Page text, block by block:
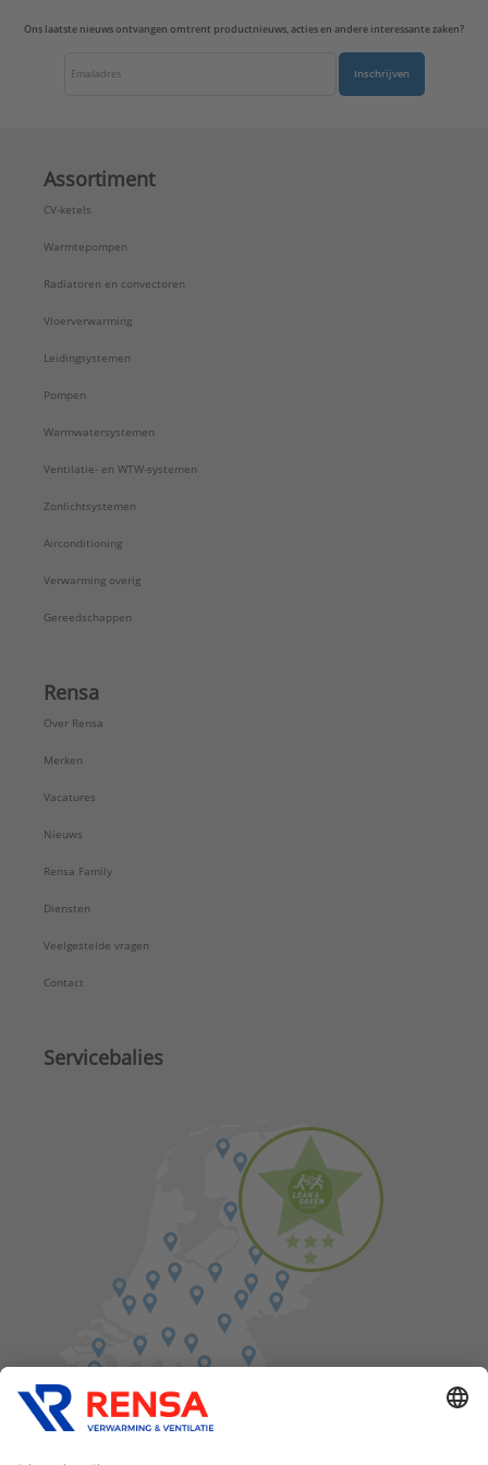
Type:
AL2969-2NAUA
Serie:
LS range
Ons laatste nieuws ontvangen omtrent productnieuws, acties en andere interessante zaken?
Inschrijven
Assortiment
CV-ketels
Warmtepompen
Radiatoren en convectoren
Vloerverwarming
Leidingsystemen
Pompen
Warmwatersystemen
Ventilatie- en WTW-systemen
Zonlichtsystemen
Airconditioning
Verwarming overig
Gereedschappen
Rensa
Over Rensa
Merken
Vacatures
Nieuws
Rensa Family
Diensten
Veelgestelde vragen
Contact
Servicebalies